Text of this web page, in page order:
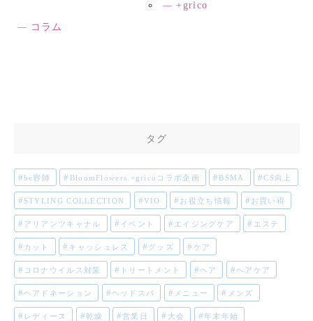
+grico
コラム
タグ
be容師 BloomFlowers.+gricoコラボ企画 BSMA CS向上
STYLING COLLECTION VIO お役立ち情報 お買い得
アリアンツキャナル イベント エイジングケア エステ
カット キャッシュレス グッズ ケア
コロナウイルス対策 トリートメント ヘア ヘアケア
ヘアドネーション ヘッドスパ メニュー メンズ
レディース 乾燥 営業日 大会 年末年始